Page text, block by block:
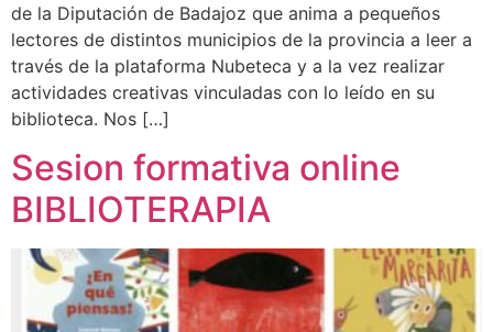
de la Diputación de Badajoz que anima a pequeños
lectores de distintos municipios de la provincia a leer a
través de la plataforma Nubeteca y a la vez realizar
actividades creativas vinculadas con lo leído en su
biblioteca. Nos […]
Sesion formativa online
BIBLIOTERAPIA